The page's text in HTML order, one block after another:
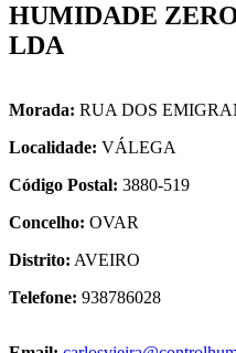
HUMIDADE
LDA
Morada: RUA DOS
Localidade: VÁLEGA
Código Postal: 3880-519
Concelho: OVAR
Distrito: AVEIRO
Telefone: 938786028